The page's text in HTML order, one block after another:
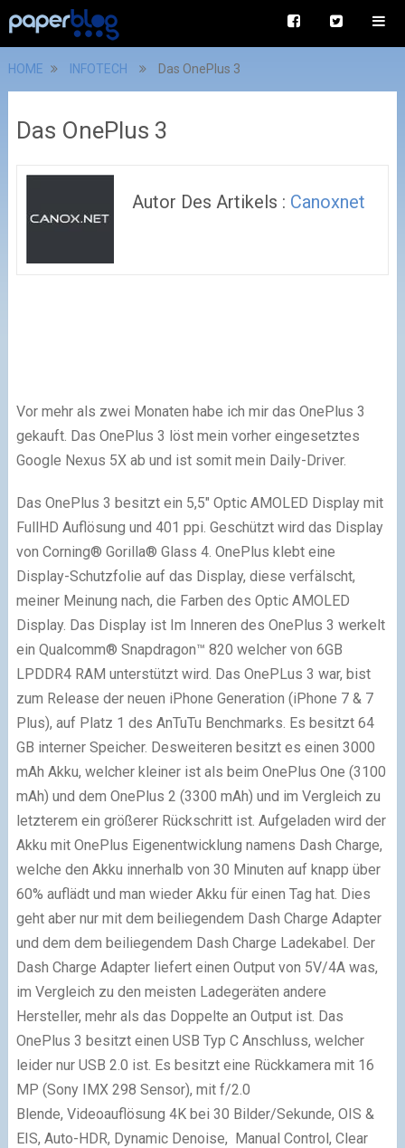
HOME INFOTECH Das OnePlus 3
Das OnePlus 3
Autor Des Artikels : Canoxnet
Vor mehr als zwei Monaten habe ich mir das OnePlus 3
gekauft. Das OnePlus 3 löst mein vorher eingesetztes
Google Nexus 5X ab und ist somit mein Daily-Driver.
Das OnePlus 3 besitzt ein 5,5″ Optic AMOLED Display mit
FullHD Auflösung und 401 ppi. Geschützt wird das Display
von Corning® Gorilla® Glass 4. OnePlus klebt eine
Display-Schutzfolie auf das Display, diese verfälscht,
meiner Meinung nach, die Farben des Optic AMOLED
Display. Das Display ist Im Inneren des OnePlus 3 werkelt
ein Qualcomm® Snapdragon™ 820 welcher von 6GB
LPDDR4 RAM unterstützt wird. Das OnePLus 3 war, bist
zum Release der neuen iPhone Generation (iPhone 7 & 7
Plus), auf Platz 1 des AnTuTu Benchmarks. Es besitzt 64
GB interner Speicher. Desweiteren besitzt es einen 3000
mAh Akku, welcher kleiner ist als beim OnePlus One (3100
mAh) und dem OnePlus 2 (3300 mAh) und im Vergleich zu
letzterem ein größerer Rückschritt ist. Aufgeladen wird der
Akku mit OnePlus Eigenentwicklung namens Dash Charge,
welche den Akku innerhalb von 30 Minuten auf knapp über
60% auflädt und man wieder Akku für einen Tag hat. Dies
geht aber nur mit dem beiliegendem Dash Charge Adapter
und dem dem beiliegendem Dash Charge Ladekabel. Der
Dash Charge Adapter liefert einen Output von 5V/4A was,
im Vergleich zu den meisten Ladegeräten andere
Hersteller, mehr als das Doppelte an Output ist. Das
OnePlus 3 besitzt einen USB Typ C Anschluss, welcher
leider nur USB 2.0 ist. Es besitzt eine Rückkamera mit 16
MP (Sony IMX 298 Sensor), mit f/2.0
Blende, Videoauflösung 4K bei 30 Bilder/Sekunde, OIS &
EIS, Auto-HDR, Dynamic Denoise, Manual Control, Clear